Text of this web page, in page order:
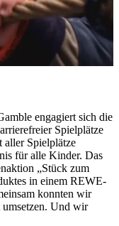
engagiert sich die
Spielplätze
aller Spielplätze
für alle Kinder. Das
„Stück zum
in einem REWE-
konnten wir
umsetzen. Und wir